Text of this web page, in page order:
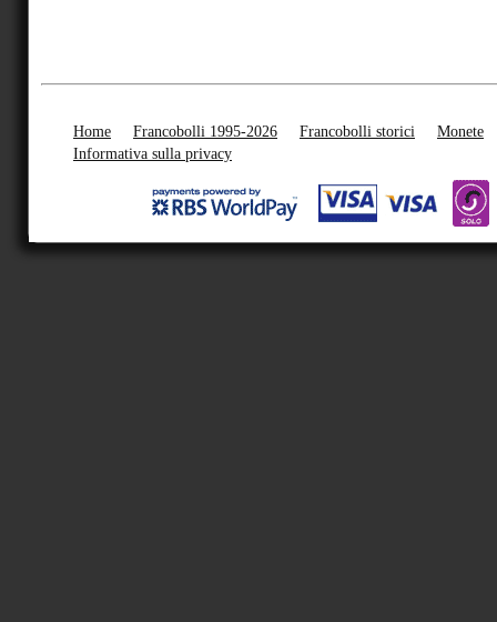
Home Francobolli 1995-2026 Francobolli storici
Monete
Informativa sulla privacy